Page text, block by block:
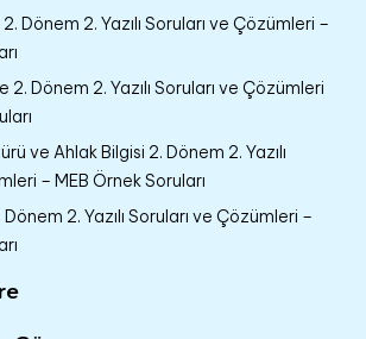
2. Dönem 2. Yazılı Soruları ve Çözümleri –
2. Dönem 2. Yazılı Soruları ve Çözümleri
ve Ahlak Bilgisi 2. Dönem 2. Yazılı
– MEB Örnek Soruları
Dönem 2. Yazılı Soruları ve Çözümleri –